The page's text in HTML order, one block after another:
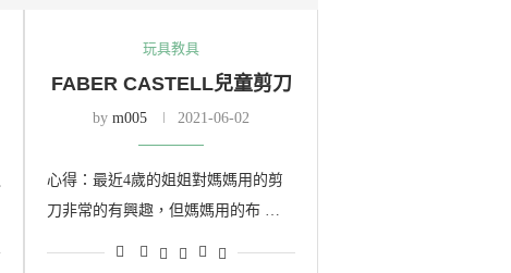
玩具教具
FABER CASTELL兒童剪刀
by m005 2021-06-02
心得：最近4歲的姐姐對媽媽用的剪
刀非常的有興趣，但媽媽用的布 …